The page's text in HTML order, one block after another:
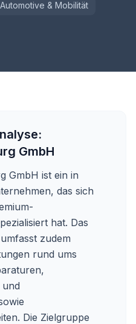
Automotive & Mobilität
GmbH
GmbH ist ein in
das sich
hat. Das
zudem
rund ums
Die Zielgruppe